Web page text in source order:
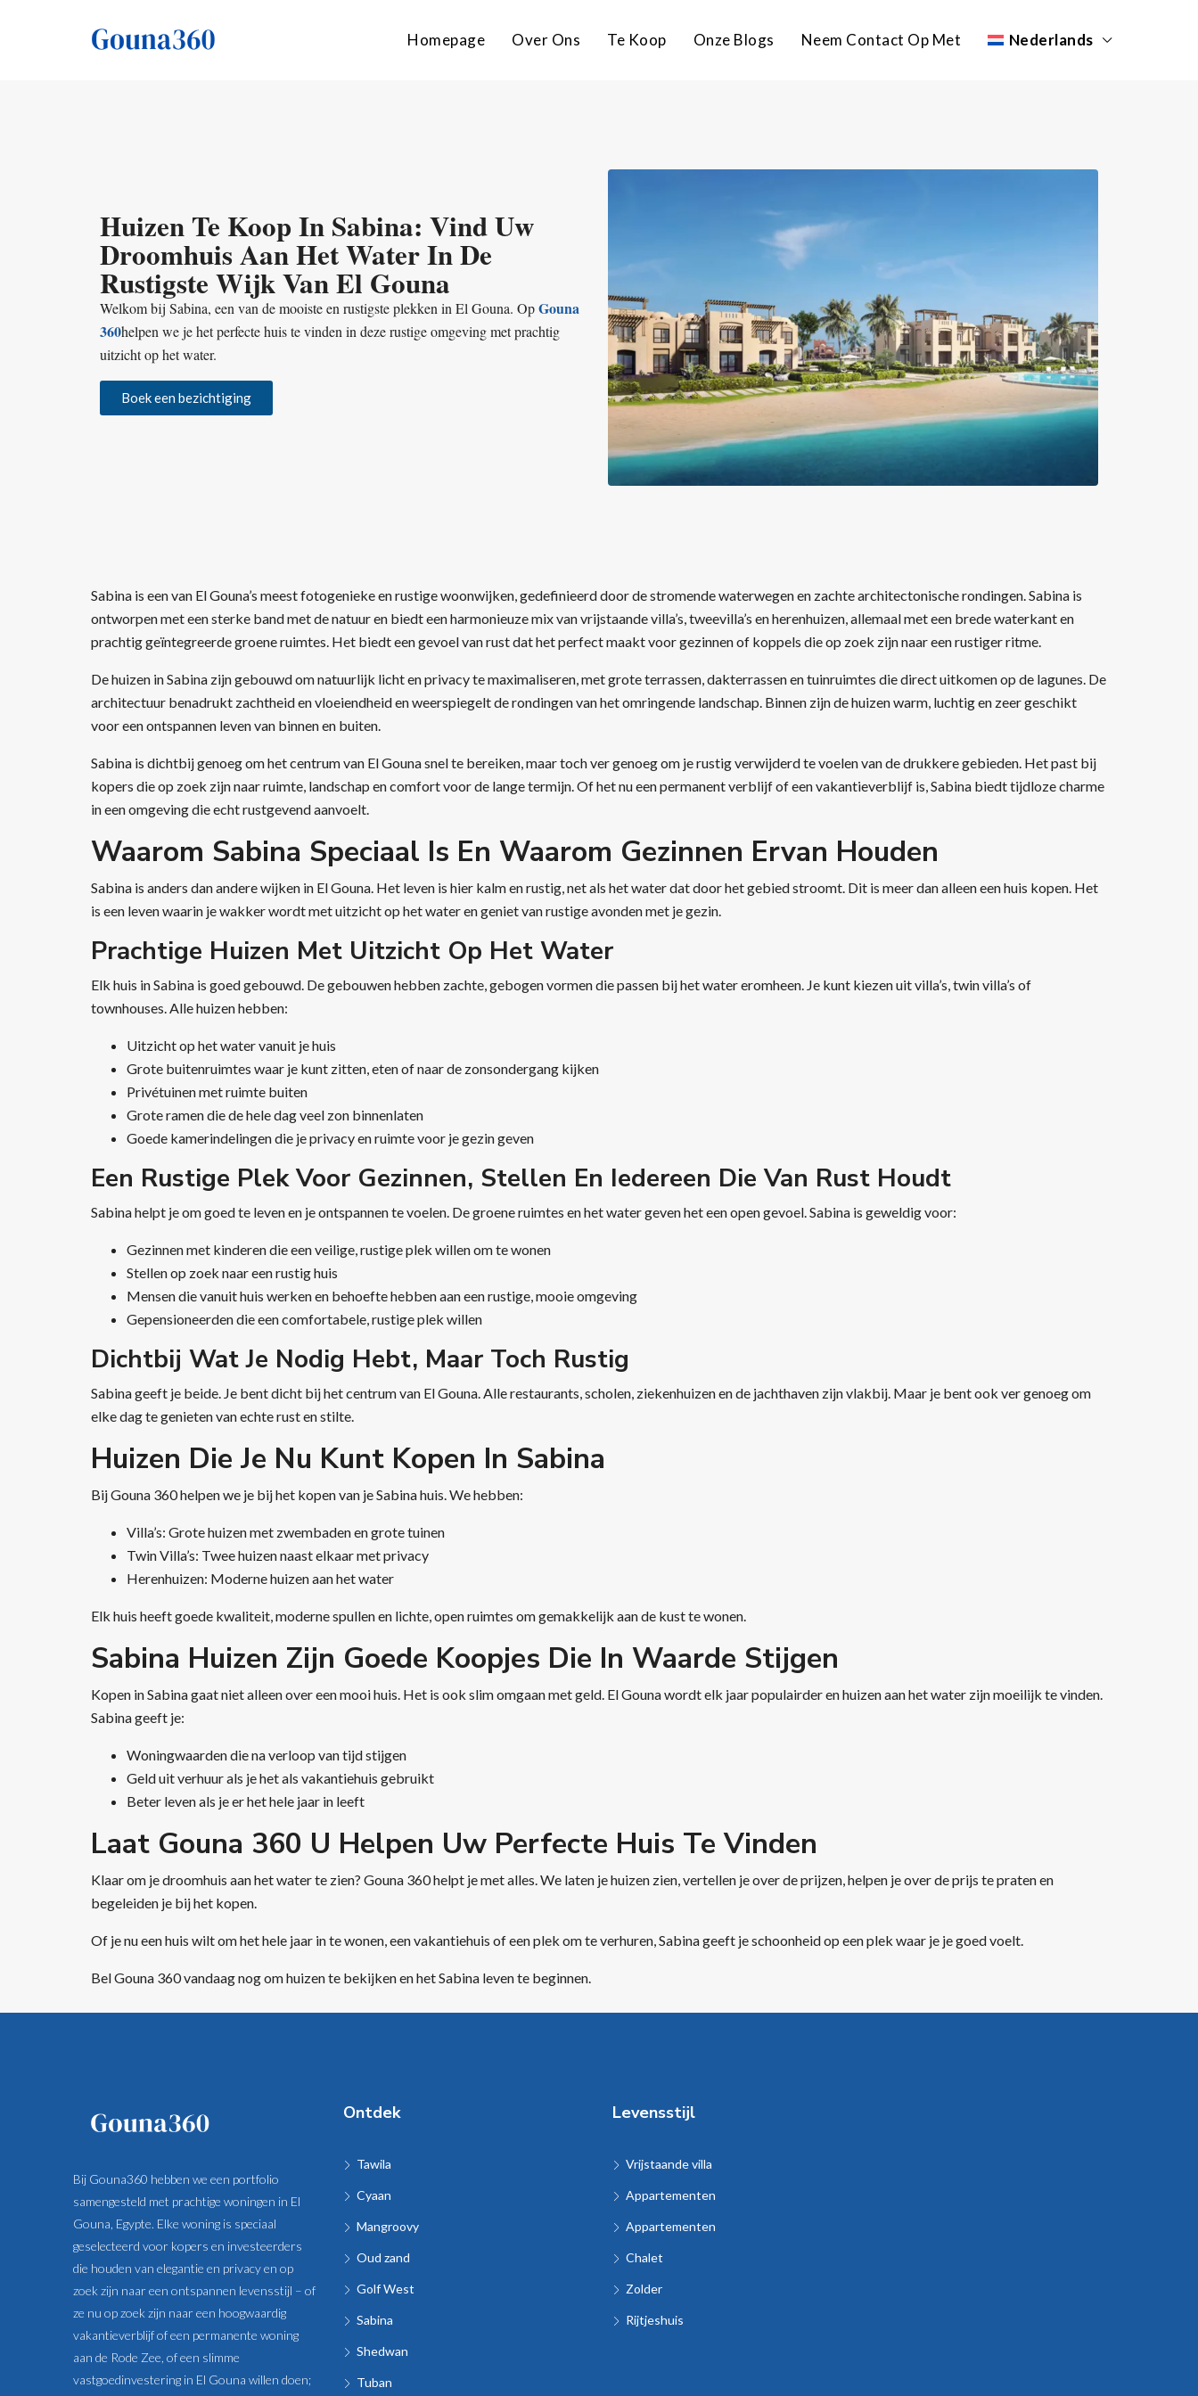
Homepage Over Ons Te Koop Onze Blogs Neem Contact Op Met Nederlands
Huizen Te Koop In Sabina: Vind Uw
Droomhuis Aan Het Water In De
Rustigste Wijk Van El Gouna
Welkom bij Sabina, een van de mooiste en rustigste plekken in El Gouna. OpGouna
360helpen we je het perfecte huis te vinden in deze rustige omgeving met prachtig
uitzicht op het water.
Boek een bezichtiging
Sabina is een van El Gouna’s meest fotogenieke en rustige woonwijken, gedefinieerd door de stromende waterwegen en zachte architectonische rondingen. Sabina is
ontworpen met een sterke band met de natuur en biedt een harmonieuze mix van vrijstaande villa’s, tweevilla’s en herenhuizen, allemaal met een brede waterkant en
prachtig geïntegreerde groene ruimtes. Het biedt een gevoel van rust dat het perfect maakt voor gezinnen of koppels die op zoek zijn naar een rustiger ritme.
De huizen in Sabina zijn gebouwd om natuurlijk licht en privacy te maximaliseren, met grote terrassen, dakterrassen en tuinruimtes die direct uitkomen op de lagunes. De
architectuur benadrukt zachtheid en vloeiendheid en weerspiegelt de rondingen van het omringende landschap. Binnen zijn de huizen warm, luchtig en zeer geschikt
voor een ontspannen leven van binnen en buiten.
Sabina is dichtbij genoeg om het centrum van El Gouna snel te bereiken, maar toch ver genoeg om je rustig verwijderd te voelen van de drukkere gebieden. Het past bij
kopers die op zoek zijn naar ruimte, landschap en comfort voor de lange termijn. Of het nu een permanent verblijf of een vakantieverblijf is, Sabina biedt tijdloze charme
in een omgeving die echt rustgevend aanvoelt.
Waarom Sabina Speciaal Is En Waarom Gezinnen Ervan Houden
Sabina is anders dan andere wijken in El Gouna. Het leven is hier kalm en rustig, net als het water dat door het gebied stroomt. Dit is meer dan alleen een huis kopen. Het
is een leven waarin je wakker wordt met uitzicht op het water en geniet van rustige avonden met je gezin.
Prachtige Huizen Met Uitzicht Op Het Water
Elk huis in Sabina is goed gebouwd. De gebouwen hebben zachte, gebogen vormen die passen bij het water eromheen. Je kunt kiezen uit villa’s, twin villa’s of
townhouses. Alle huizen hebben:
Uitzicht op het water vanuit je huis
Grote buitenruimtes waar je kunt zitten, eten of naar de zonsondergang kijken
Privétuinen met ruimte buiten
Grote ramen die de hele dag veel zon binnenlaten
Goede kamerindelingen die je privacy en ruimte voor je gezin geven
Een Rustige Plek Voor Gezinnen, Stellen En Iedereen Die Van Rust Houdt
Sabina helpt je om goed te leven en je ontspannen te voelen. De groene ruimtes en het water geven het een open gevoel. Sabina is geweldig voor:
Gezinnen met kinderen die een veilige, rustige plek willen om te wonen
Stellen op zoek naar een rustig huis
Mensen die vanuit huis werken en behoefte hebben aan een rustige, mooie omgeving
Gepensioneerden die een comfortabele, rustige plek willen
Dichtbij Wat Je Nodig Hebt, Maar Toch Rustig
Sabina geeft je beide. Je bent dicht bij het centrum van El Gouna. Alle restaurants, scholen, ziekenhuizen en de jachthaven zijn vlakbij. Maar je bent ook ver genoeg om
elke dag te genieten van echte rust en stilte.
Huizen Die Je Nu Kunt Kopen In Sabina
Bij Gouna 360 helpen we je bij het kopen van je Sabina huis. We hebben:
Villa’s: Grote huizen met zwembaden en grote tuinen
Twin Villa’s: Twee huizen naast elkaar met privacy
Herenhuizen: Moderne huizen aan het water
Elk huis heeft goede kwaliteit, moderne spullen en lichte, open ruimtes om gemakkelijk aan de kust te wonen.
Sabina Huizen Zijn Goede Koopjes Die In Waarde Stijgen
Kopen in Sabina gaat niet alleen over een mooi huis. Het is ook slim omgaan met geld. El Gouna wordt elk jaar populairder en huizen aan het water zijn moeilijk te vinden.
Sabina geeft je:
Woningwaarden die na verloop van tijd stijgen
Geld uit verhuur als je het als vakantiehuis gebruikt
Beter leven als je er het hele jaar in leeft
Laat Gouna 360 U Helpen Uw Perfecte Huis Te Vinden
Klaar om je droomhuis aan het water te zien? Gouna 360 helpt je met alles. We laten je huizen zien, vertellen je over de prijzen, helpen je over de prijs te praten en
begeleiden je bij het kopen.
Of je nu een huis wilt om het hele jaar in te wonen, een vakantiehuis of een plek om te verhuren, Sabina geeft je schoonheid op een plek waar je je goed voelt.
Bel Gouna 360 vandaag nog om huizen te bekijken en het Sabina leven te beginnen.
Bij Gouna360 hebben we een portfolio
samengesteld met prachtige woningen in El
Gouna, Egypte. Elke woning is speciaal
geselecteerd voor kopers en investeerders
die houden van elegantie en privacy en op
zoek zijn naar een ontspannen levensstijl – of
ze nu op zoek zijn naar een hoogwaardig
vakantieverblijf of een permanente woning
aan de Rode Zee, of een slimme
vastgoedinvestering in El Gouna willen doen;
Ontdek
Tawila
Cyaan
Mangroovy
Oud zand
Golf West
Sabina
Shedwan
Tuban
Levensstijl
Vrijstaande villa
Appartementen
Appartementen
Chalet
Zolder
Rijtjeshuis